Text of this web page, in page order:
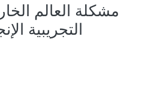
مشكلة العالم
التجريبية